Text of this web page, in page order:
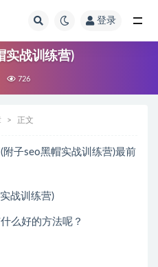
登录
实战训练营)
726
正文
子seo黑帽实战训练营)最前
的方法呢？